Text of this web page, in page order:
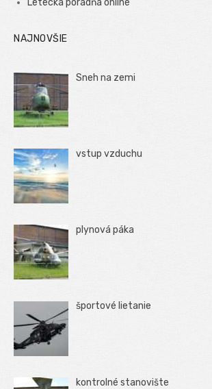
NAJNOVŠIE
Sneh na zemi
vstup vzduchu
plynová páka
športové lietanie
kontrolné stanovište